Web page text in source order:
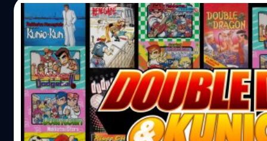
06/02/2020
Double Dragon & Kunio-kun Retro
เตรียมลง PS4 และ Nintendo Switch 20 ก.พ
ตะวันตก
ผู้จัดจำหน่าย Arc System Works ได้ทวีตข้อความประกาศเต
ชุดรวมเกม Double Dragon & Kunio-kun Retro Brawler
กุมภาพันธ์ 2020 บนแพลตฟอร์ม PlayStation 4 และ
โซนตะวันตก ส่วนแพลตฟอร์ม Xbox One และ PC ยังไม่เปิดเผ